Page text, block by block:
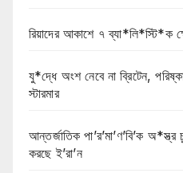
রিয়াদের আকাশে ৭ ব্যা*লি*স্টি*ক
যু*দ্ধে অংশ নেবে না ব্রিটেন,
স্টারমার
আন্তর্জাতিক পা’র’মা’ণ’বি’ক
করছে ই’রা’ন